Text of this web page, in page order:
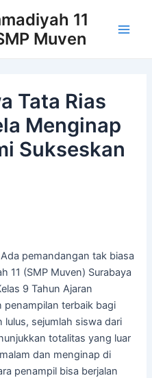
11
Muven
Tata Rias
Menginap
Sukseskan
Ada pemandangan tak biasa
11 (SMP Muven) Surabaya
9 Tahun Ajaran
terbaik bagi
lulus, sejumlah siswa dari
totalitas yang luar
dan menginap di
penampil bisa berjalan